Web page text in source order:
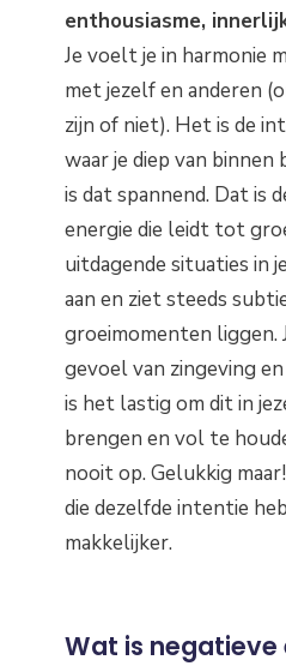
enthousiasme,
Je voelt je in harmonie
met jezelf en anderen
zijn of niet). Het is de
waar je diep van
is dat spannend. Dat is
energie die leidt tot
uitdagende situaties in
aan en ziet steeds
groeimomenten liggen.
gevoel van zingeving
is het lastig om dit in
brengen en vol te
nooit op. Gelukkig
die dezelfde intentie
makkelijker.
Wat is negatieve